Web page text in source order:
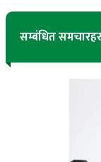
सम्बंधित